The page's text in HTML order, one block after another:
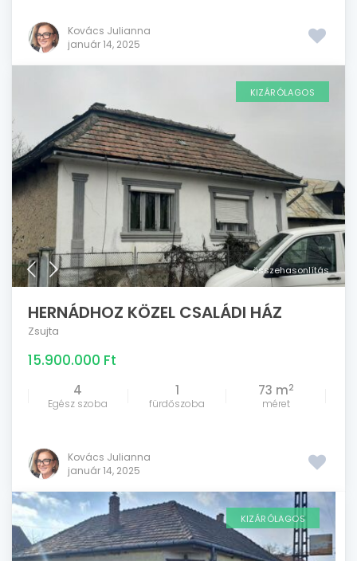
Kovács Julianna
január 14, 2025
összehasonlítás
KIZÁRÓLAGOS
HERNÁDHOZ KÖZEL CSALÁDI HÁZ
Zsujta
15.900.000 Ft
4
Egész szoba
1
fürdőszoba
73 m2
méret
Kovács Julianna
január 14, 2025
KIZÁRÓLAGOS